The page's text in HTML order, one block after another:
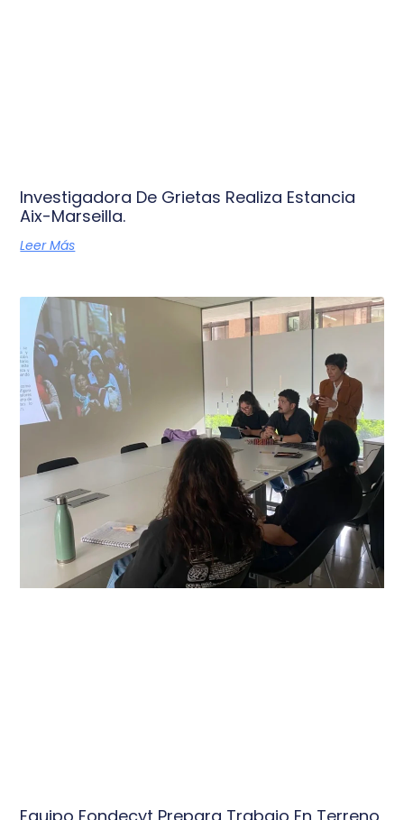
Investigadora De Grietas Realiza Estancia
Aix-Marseilla.
Leer Más